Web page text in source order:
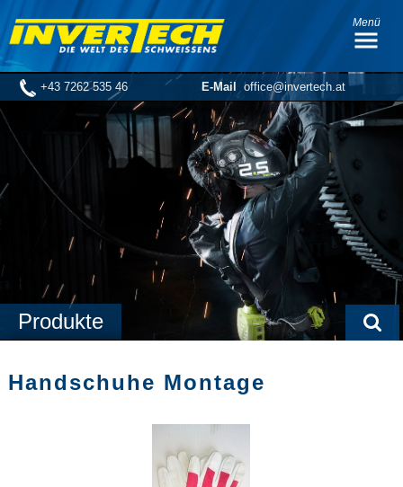
+43 7262 535 46 E-Mail office@invertech.at
Menü
Produkte
Handschuhe Montage